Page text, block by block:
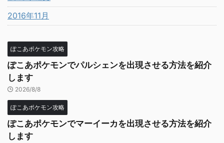
2016年11月
ぽこあポケモン攻略
ぽこあポケモンでパルシェンを出現させる方法を紹介
します
2026/8/8
ぽこあポケモン攻略
ぽこあポケモンでマーイーカを出現させる方法を紹介
します